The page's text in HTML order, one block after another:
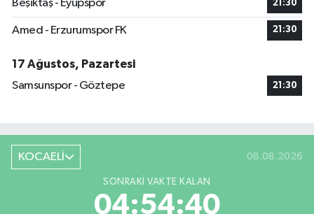
Beşiktaş - Eyüpspor 21:30
Amed - Erzurumspor FK 21:30
17 Ağustos, Pazartesi
Samsunspor - Göztepe
21:30
KOCAELİ 08.08.2026
SONRAKI VAKTE KALAN
04:54:40